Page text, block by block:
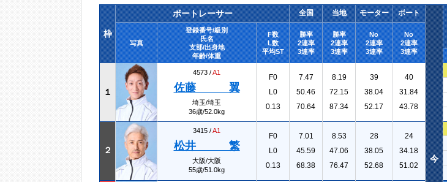
枠
ボートレーサー 全国 当地 モーター ボート
写真
登録番号/級別
氏名
支部/出身地
年齢/体重
F数
L数
平均ST
勝率
2連率
3連率
勝率
2連率
3連率
No
2連率
3連率
No
2連率
3連率
１
4573 /A1
佐藤 翼
埼玉/埼玉
36歳/52.0kg
F0
L0
0.13
7.47
50.46
70.64
8.19
72.15
87.34
39
38.04
52.17
40
31.84
43.78
２
3415 /A1
松井 繁
大阪/大阪
55歳/51.0kg
F0
L0
0.13
7.01
45.59
68.38
8.53
47.06
76.47
28
38.05
52.68
24
34.18
51.02
今